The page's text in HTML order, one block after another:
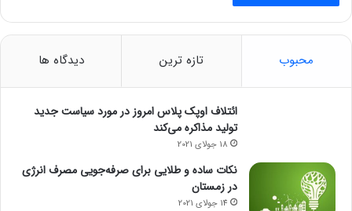
محبوب تازه ترین دیدگاه ها
ائتلاف اوپک پلاس امروز در مورد سیاست جدید
تولید مذاکره می‌کند
18 جولای 2021
نکات ساده و طلایی برای صرفه‌جویی مصرف انرژی
در زمستان
14 جولای 2021